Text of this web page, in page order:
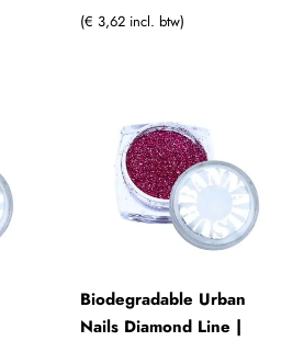
(€ 3,62 incl. btw)
Biodegradable Urban
Nails Diamond Line |